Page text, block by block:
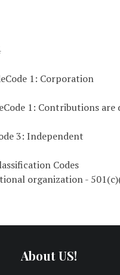
1: Corporation
1: Contributions are
3: Independent
Codes
organization -
About US!